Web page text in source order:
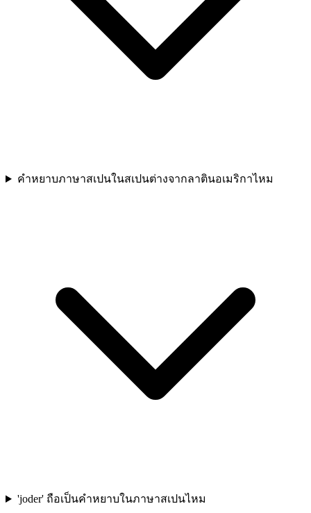
คำหยาบภาษาสเปนในสเปนต่างจากลาตินอเมริกาไหม
'joder' ถือเป็นคำหยาบในภาษาสเปนไหม